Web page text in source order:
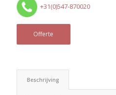
+31(0)547-870020
Offerte
Beschrijving